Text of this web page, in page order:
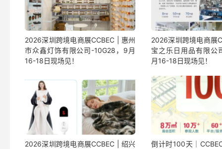
2026深圳跨境电商展CCBEC | 惠州
市众鑫灯饰有限公司-10G28，9月
16-18日现场见！
2026深圳跨境电商展
宝之乐日用品有限公
月16-18日现场见！
2026深圳跨境电商展CCBEC | 绍兴
倒计时100天｜